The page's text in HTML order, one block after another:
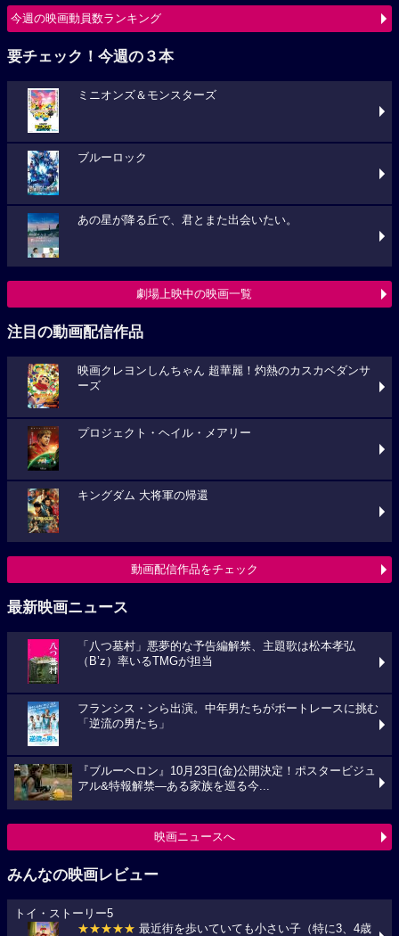
今週の映画動員数ランキング
要チェック！今週の３本
ミニオンズ＆モンスターズ
ブルーロック
あの星が降る丘で、君とまた出会いたい。
劇場上映中の映画一覧
注目の動画配信作品
映画クレヨンしんちゃん 超華麗！灼熱のカスカベダンサ
ーズ
プロジェクト・ヘイル・メアリー
キングダム 大将軍の帰還
動画配信作品をチェック
最新映画ニュース
「八つ墓村」悪夢的な予告編解禁、主題歌は松本孝弘
（B’z）率いるTMGが担当
フランシス・ンら出演。中年男たちがボートレースに挑む
「逆流の男たち」
『ブルーヘロン』10月23日(金)公開決定！ポスタービジュ
アル&特報解禁―ある家族を巡る今...
映画ニュースへ
みんなの映画レビュー
トイ・ストーリー5
★★★★★ 最近街を歩いていても小さい子（特に3、4歳